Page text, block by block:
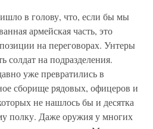
в голову, что, если бы мы
армейская часть, это
на переговорах. Унтеры
солдат на подразделения.
уже превратились в
сборище рядовых, офицеров и
не нашлось бы и десятка
полку. Даже оружия у многих